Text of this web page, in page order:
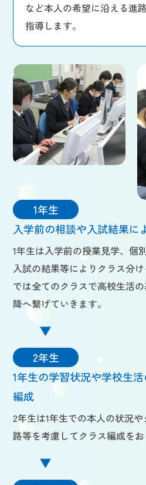
など本人の希望に沿える進
指導します。
1年生
入学前の相談や入試結果に
1年生は入学前の授業見学、個
入試の結果等によりクラス分
では全てのクラスで高校生活
降へ繋げていきます。
2年生
1年生の学習状況や学校生
編成
2年生は1年生での本人の状況
路等を考慮してクラス編成をお